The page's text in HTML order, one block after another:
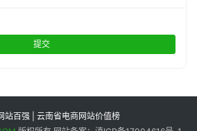
提交
站百强 | 云南省电商网站价值榜